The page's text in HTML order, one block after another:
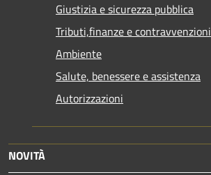
Giustizia e sicurezza pubblica
Tributi,finanze e contravvenzioni
Ambiente
Salute, benessere e assistenza
Autorizzazioni
NOVITÀ